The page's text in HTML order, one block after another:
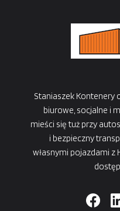
Staniaszek Kontenery
biurowe, socjalne i
mieści się tuż przy
i bezpieczny
własnymi pojazdami z